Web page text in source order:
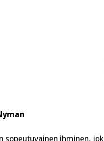
sopeutuvainen ihminen,